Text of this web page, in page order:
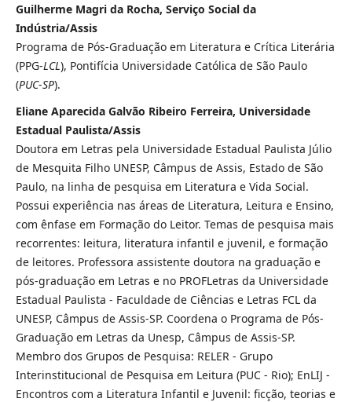
Guilherme Magri da Rocha, Serviço Social da
Indústria/Assis
Programa de Pós-Graduação em Literatura e Crítica Literária
(PPG-LCL), Pontifícia Universidade Católica de São Paulo
(PUC-SP).
Eliane Aparecida Galvão Ribeiro Ferreira, Universidade
Estadual Paulista/Assis
Doutora em Letras pela Universidade Estadual Paulista Júlio
de Mesquita Filho UNESP, Câmpus de Assis, Estado de São
Paulo, na linha de pesquisa em Literatura e Vida Social.
Possui experiência nas áreas de Literatura, Leitura e Ensino,
com ênfase em Formação do Leitor. Temas de pesquisa mais
recorrentes: leitura, literatura infantil e juvenil, e formação
de leitores. Professora assistente doutora na graduação e
pós-graduação em Letras e no PROFLetras da Universidade
Estadual Paulista - Faculdade de Ciências e Letras FCL da
UNESP, Câmpus de Assis-SP. Coordena o Programa de Pós-
Graduação em Letras da Unesp, Câmpus de Assis-SP.
Membro dos Grupos de Pesquisa: RELER - Grupo
Interinstitucional de Pesquisa em Leitura (PUC - Rio); EnLIJ -
Encontros com a Literatura Infantil e Juvenil: ficção, teorias e